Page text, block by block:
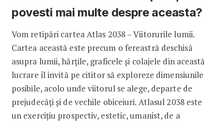
povesti mai multe despre aceasta?
Vom retipări cartea Atlas 2038 – Viitorurile lumii.
Cartea această este precum o fereastră deschisă
asupra lumii, hărțile, graficele și colajele din această
lucrare îl invită pe cititor să exploreze dimensiunile
posibile, acolo unde viitorul se alege, departe de
prejudecăți și de vechile obiceiuri. Atlasul 2038 este
un exercițiu prospectiv, estetic, umanist, de a